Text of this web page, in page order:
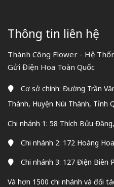
Thông tin liên hệ
Thành Công Flower - Hệ
Gửi Điện Hoa Toàn Quốc
Cơ sở chính: Đường Trần
Thành, Huyện Núi Thành, Tỉnh
Chi nhánh 1: 58 Thích Bửu
Chi nhánh 2: 172 Hoàng
Chi nhánh 3: 127 Điện Biên
Và hơn 1500 chi nhánh và đối